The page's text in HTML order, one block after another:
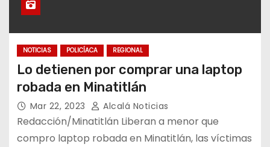
NOTICIAS POLICÍACA REGIONAL
Lo detienen por comprar una laptop
robada en Minatitlán
Mar 22, 2023 Alcalá Noticias
Redacción/Minatitlán Liberan a menor que
compro laptop robada en Minatitlán, las víctimas